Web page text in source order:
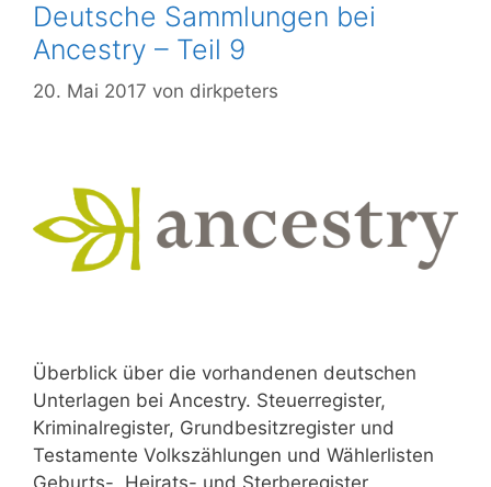
Deutsche Sammlungen bei
Ancestry – Teil 9
20. Mai 2017 von dirkpeters
Überblick über die vorhandenen deutschen
Unterlagen bei Ancestry. Steuerregister,
Kriminalregister, Grundbesitzregister und
Testamente Volkszählungen und Wählerlisten